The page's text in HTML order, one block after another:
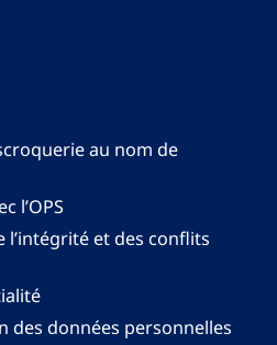
au nom de
l’OPS
l’intégrité et des conflits
des données personnelles